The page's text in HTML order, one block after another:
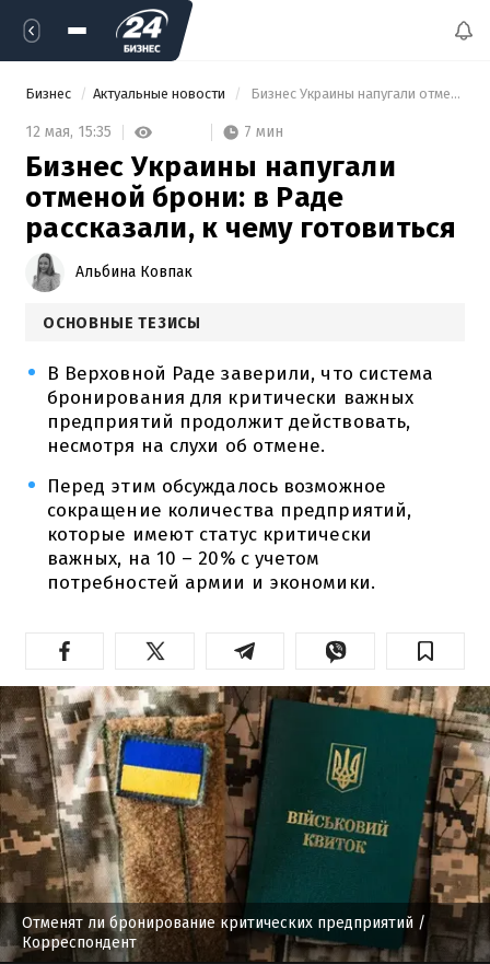
Бизнес Актуальные новости Бизнес Украины напугали отменой брони: в Раде рассказали, к чему готовиться
12 мая, 15:35 7 мин
Бизнес Украины напугали
отменой брони: в Раде
рассказали, к чему готовиться
Альбина Ковпак
ОСНОВНЫЕ ТЕЗИСЫ
В Верховной Раде заверили, что система
бронирования для критически важных
предприятий продолжит действовать,
несмотря на слухи об отмене.
Перед этим обсуждалось возможное
сокращение количества предприятий,
которые имеют статус критически
важных, на 10 – 20% с учетом
потребностей армии и экономики.
Отменят ли бронирование критических предприятий /
Корреспондент